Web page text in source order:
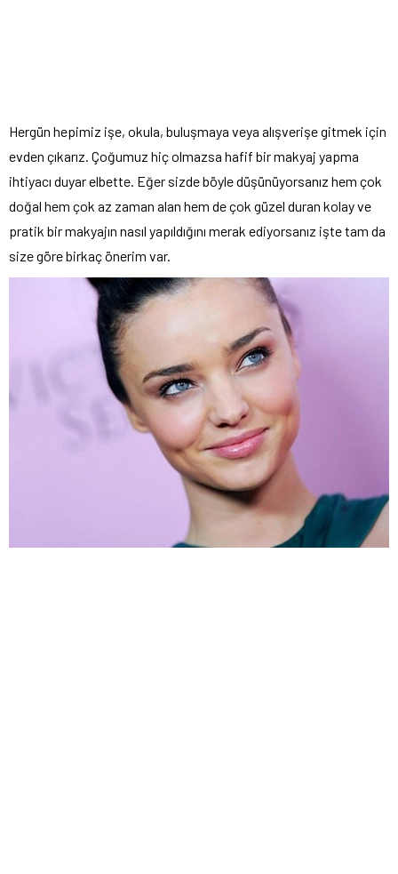
Hergün hepimiz işe, okula, buluşmaya veya alışverişe gitmek için
evden çıkarız. Çoğumuz hiç olmazsa hafif bir makyaj yapma
ihtiyacı duyar elbette. Eğer sizde böyle düşünüyorsanız hem çok
doğal hem çok az zaman alan hem de çok güzel duran kolay ve
pratik bir makyajın nasıl yapıldığını merak ediyorsanız işte tam da
size göre birkaç önerim var.